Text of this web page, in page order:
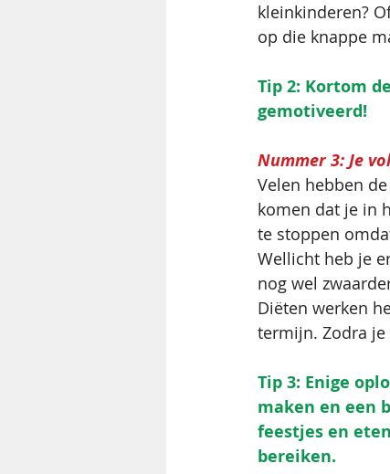
kleinkinderen?
op die knappe
Tip 2: Kortom
gemotiveerd!
Nummer 3: Je
Velen hebben
komen dat je in
te stoppen
Wellicht heb je
nog wel
Diëten werken
termijn. Zodra
Tip 3: Enige
maken en een
feestjes en
bereiken.